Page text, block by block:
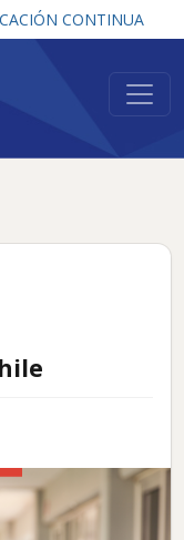
CONTINUA